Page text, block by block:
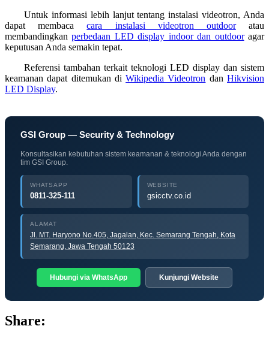
Untuk informasi lebih lanjut tentang instalasi videotron, Anda
dapat membacacara instalasi videotron outdooratau
membandingkanperbedaan LED display indoor dan outdooragar
keputusan Anda semakin tepat.
Referensi tambahan terkait teknologi LED display dan sistem
keamanan dapat ditemukan diWikipedia Videotron danHikvision
LED Display.
GSI Group — Security & Technology
Konsultasikan kebutuhan sistem keamanan & teknologi Anda dengan
tim GSI Group.
WHATSAPP
0811-325-111
WEBSITE
gsicctv.co.id
ALAMAT
Jl. MT. Haryono No.405, Jagalan, Kec. Semarang Tengah, Kota
Semarang, Jawa Tengah 50123
Hubungi via WhatsApp Kunjungi Website
Share: